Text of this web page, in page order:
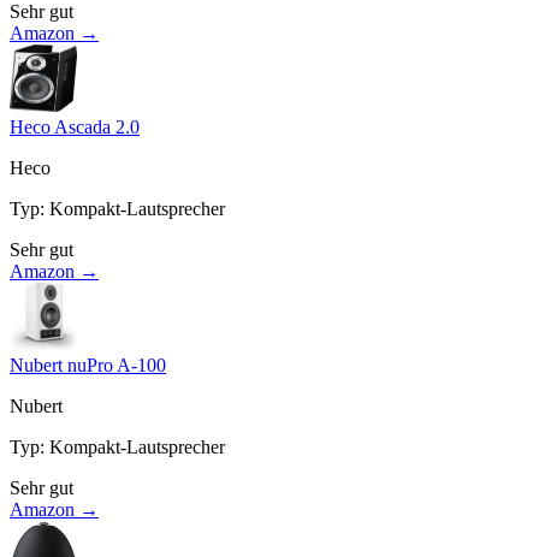
Sehr gut
Amazon →
Heco Ascada 2.0
Heco
Typ: Kompakt-Lautsprecher
Sehr gut
Amazon →
Nubert nuPro A-100
Nubert
Typ: Kompakt-Lautsprecher
Sehr gut
Amazon →